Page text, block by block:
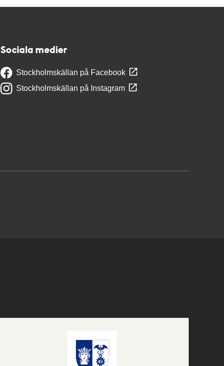
Sociala medier
Stockholmskällan på Facebook
Stockholmskällan på Instagram